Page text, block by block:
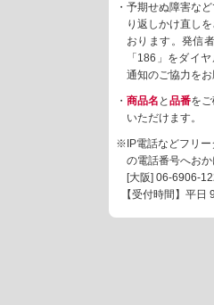
・予期せぬ障害な
り返しかけ直し
おります。発信
「186」をダイ
通知のご協力をお
・ 商品名 と 品番を
いただけます。
※IP電話などフリー
の電話番号へおか
[大阪] 06-6906-
【受付時間】平